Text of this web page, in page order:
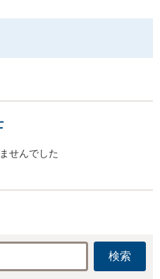
せんでした
検索